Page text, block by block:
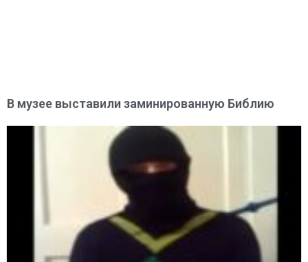
В музее выставили заминированную Библию